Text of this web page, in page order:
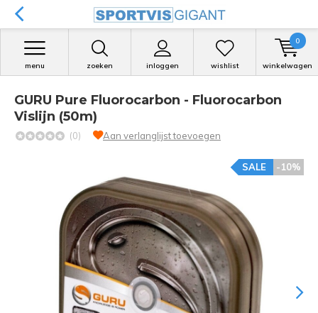
zoeken inloggen
menu wishlist winkelwagen
0
GURU Pure Fluorocarbon - Fluorocarbon
Vislijn (50m)
(0) Aan verlanglijst toevoegen
-10%
SALE